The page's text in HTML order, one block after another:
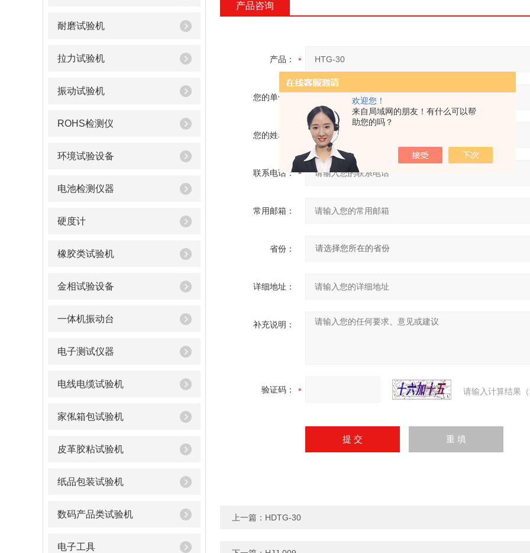
欢迎您！
来自局域网的朋友！有什么可以帮
助您的吗？
耐磨试验机
拉力试验机
振动试验机
ROHS检测仪
环境试验设备
电池检测仪器
硬度计
橡胶类试验机
金相试验设备
一体机振动台
电子测试仪器
电线电缆试验机
家俬箱包试验机
皮革胶粘试验机
纸品包装试验机
数码产品类试验机
电子工具
产品咨询
产品：
您的单位：
您的姓名：
联系电话：
常用邮箱：
省份：
详细地址：
补充说明：
验证码： 请输入计算结果
上一篇： HDTG-30